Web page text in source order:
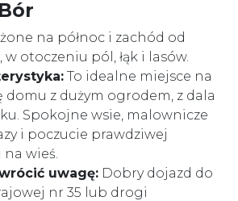
na północ i zachód od
w otoczeniu pól, łąk i lasów.
To idealne miejsce na
domu z dużym ogrodem, z dala
Spokojne wsie, malownicze
i poczucie prawdziwej
na wieś.
uwagę: Dobry dojazd do
nr 35 lub drogi